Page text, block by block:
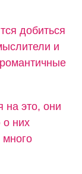
добиться
и
на это, они
о них